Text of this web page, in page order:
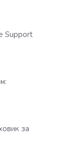
Support
за